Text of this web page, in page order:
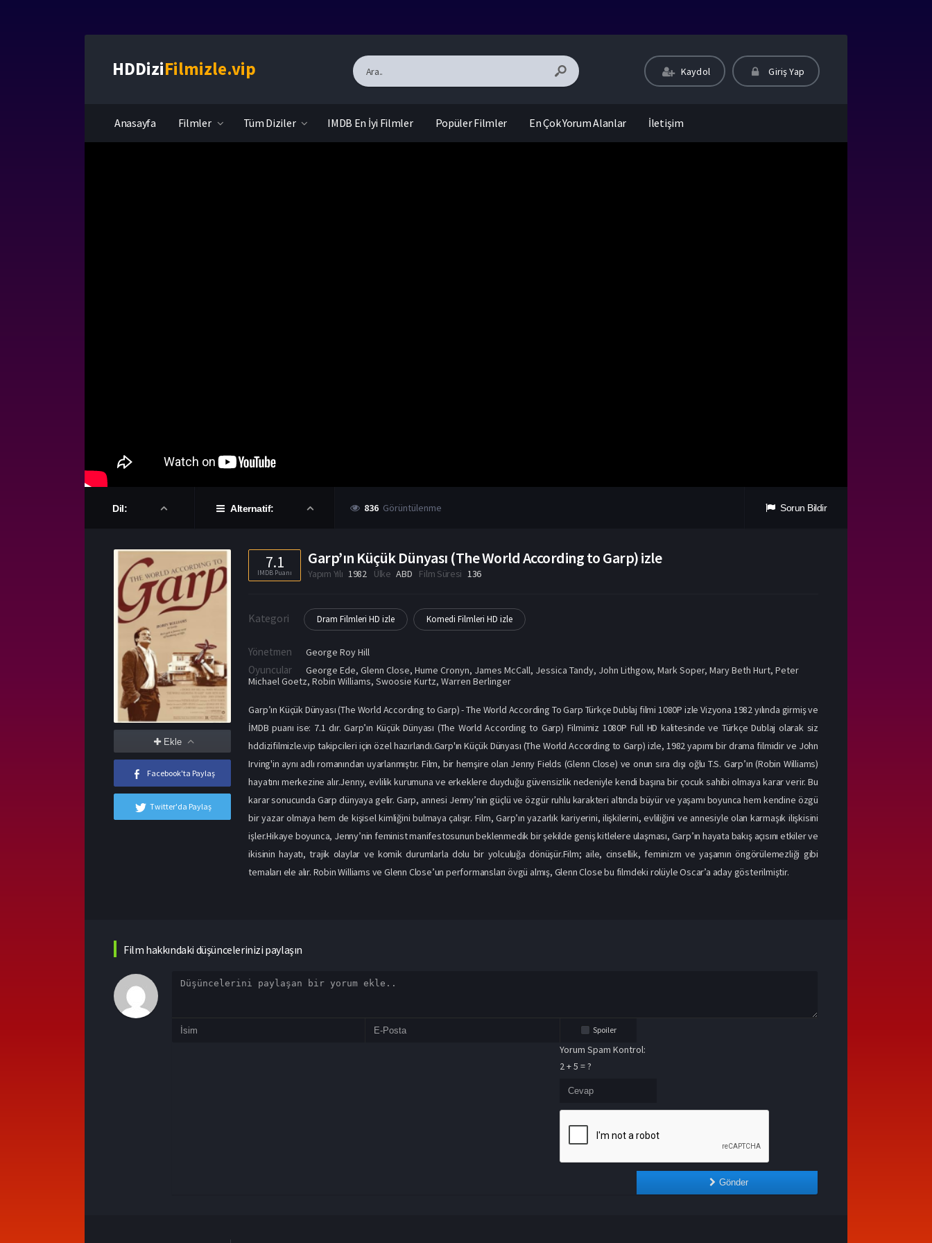
HDDiziFilmizle.vip Kaydol Giriş Yap
Anasayfa Filmler Tüm Diziler IMDB En İyi Filmler Popüler Filmler En Çok Yorum Alanlar İletişim
Dil: Alternatif: 836 Görüntülenme Sorun Bildir
Ekle
Facebook'ta Paylaş
Twitter'da Paylaş
7.1
IMDB Puanı
Garp’ın Küçük Dünyası (The World According to Garp) izle
Yapım Yılı 1982 Ülke ABD Film Süresi 136
Kategori Dram Filmleri HD izle Komedi Filmleri HD izle
Yönetmen George Roy Hill
Oyuncular George Ede,Glenn Close,Hume Cronyn, James McCall, Jessica Tandy, John Lithgow,Mark Soper,Mary Beth Hurt,Peter
Michael Goetz,Robin Williams,Swoosie Kurtz,Warren Berlinger
Garp’ın Küçük Dünyası (The World According to Garp) - The World According To Garp Türkçe Dublaj filmi 1080P izle Vizyona 1982 yılında girmiş ve
İMDB puanı ise: 7.1 dır. Garp’ın Küçük Dünyası (The World According to Garp) Filmimiz 1080P Full HD kalitesinde ve Türkçe Dublaj olarak siz
hddizifilmizle.vip takipcileri için özel hazırlandı.Garp'ın Küçük Dünyası (The World According to Garp) izle, 1982 yapımı bir drama filmidir ve John
Irving'in aynı adlı romanından uyarlanmıştır. Film, bir hemşire olan Jenny Fields (Glenn Close) ve onun sıra dışı oğlu T.S. Garp’ın (Robin Williams)
hayatını merkezine alır.Jenny, evlilik kurumuna ve erkeklere duyduğu güvensizlik nedeniyle kendi başına bir çocuk sahibi olmaya karar verir. Bu
karar sonucunda Garp dünyaya gelir. Garp, annesi Jenny’nin güçlü ve özgür ruhlu karakteri altında büyür ve yaşamı boyunca hem kendine özgü
bir yazar olmaya hem de kişisel kimliğini bulmaya çalışır. Film, Garp’ın yazarlık kariyerini, ilişkilerini, evliliğini ve annesiyle olan karmaşık ilişkisini
işler.Hikaye boyunca, Jenny’nin feminist manifestosunun beklenmedik bir şekilde geniş kitlelere ulaşması, Garp’ın hayata bakış açısını etkiler ve
ikisinin hayatı, trajik olaylar ve komik durumlarla dolu bir yolculuğa dönüşür.Film; aile, cinsellik, feminizm ve yaşamın öngörülemezliği gibi
temaları ele alır. Robin Williams ve Glenn Close’un performansları övgü almış, Glenn Close bu filmdeki rolüyle Oscar’a aday gösterilmiştir.
Film hakkındaki düşüncelerinizi paylaşın
Spoiler
Yorum Spam Kontrol:
2 + 5 = ?
Gönder